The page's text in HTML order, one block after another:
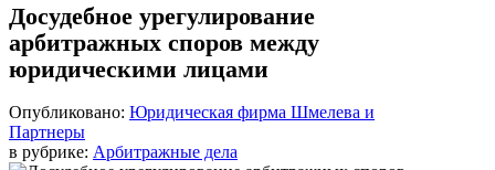
Досудебное урегулирование
арбитражных споров между
юридическими лицами
Опубликовано: Юридическая фирма Шмелева и
Партнеры
в рубрике: Арбитражные дела